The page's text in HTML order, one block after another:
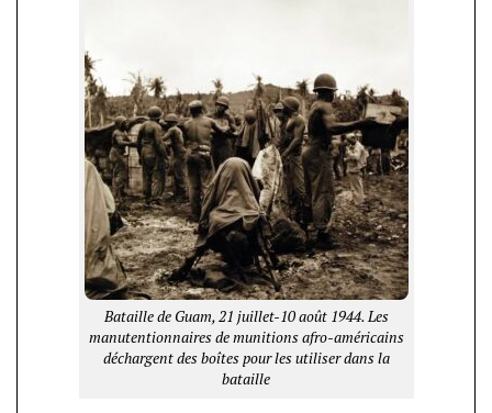
Bataille de Guam, 21 juillet-10 août 1944. Les
manutentionnaires de munitions afro-américains
déchargent des boîtes pour les utiliser dans la
bataille